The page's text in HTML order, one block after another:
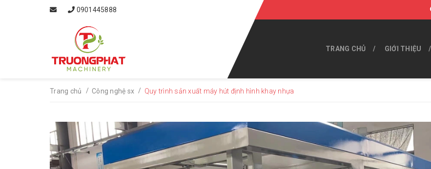
0901445888
TRANG CHỦ GIỚI THIỆU
Trang chủ / Công nghệ sx / Quy trình sản xuất máy hút định hình khay nhựa